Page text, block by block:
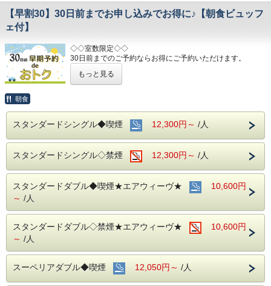
【早割30】30日前までお申し込みでお得に♪【朝食ビュッフ
ェ付】
◇◇室数限定◇◇
30日前までのご予約ならお得にご予約いただけます。
☆先のご予定がお決まりのお客様には断然オトク☆
会が多い場所を
当ホテルの客室は窓が開放出来る為、簡単に空気を入れ替
える事が可能です。
清掃時は常に換気をして新鮮な空気に入れ替えておりま
す。
～ ビジネス・旅行に最高のロケーション ～
名鉄名古屋駅のすぐ上！！
中部国際空港まで最速２８分（名鉄名古屋駅から乗車可能）
～ ご朝食 ～
１８階レストラン アイリス
名古屋めしも楽しめる和洋折衷のバイキングをご用意してお
ります。
もっと見る
朝食
スタンダードシングル◆喫煙 12,300円～ /人
スタンダードシングル◇禁煙 12,300円～ /人
スタンダードダブル◆喫煙★エアウィーヴ★
10,600円
～ /人
スタンダードダブル◇禁煙★エアウィーヴ★
10,600円
～ /人
スーペリアダブル◆喫煙 12,050円～ /人